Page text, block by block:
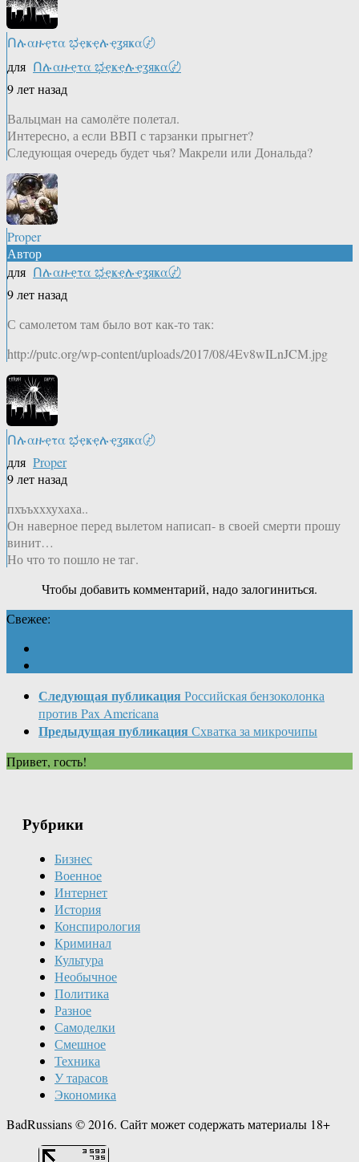
Ոሉαዙҿτα ಭҿҝҿሉҿʓяҝα〄
для Ոሉαዙҿτα ಭҿҝҿሉҿʓяҝα〄
9 лет назад
Вальцман на самолёте полетал.
Интересно, а если ВВП с тарзанки прыгнет?
Следующая очередь будет чья? Макрели или Дональда?
Proper
Автор
для Ոሉαዙҿτα ಭҿҝҿሉҿʓяҝα〄
9 лет назад
С самолетом там было вот как-то так:
http://putc.org/wp-content/uploads/2017/08/4Ev8wILnJCM.jpg
Ոሉαዙҿτα ಭҿҝҿሉҿʓяҝα〄
для Proper
9 лет назад
пхъъхххухаха..
Он наверное перед вылетом написап- в своей смерти прошу
винит…
Но что то пошло не таг.
Чтобы добавить комментарий, надо залогиниться.
Свежее:
Следующая публикация Российская бензоколонка
против Pax Americana
Предыдущая публикация Схватка за микрочипы
Привет, гость!
Рубрики
Бизнес
Военное
Интернет
История
Конспирология
Криминал
Культура
Необычное
Политика
Разное
Самоделки
Смешное
Техника
У тарасов
Экономика
BadRussians © 2016. Сайт может содержать материалы 18+